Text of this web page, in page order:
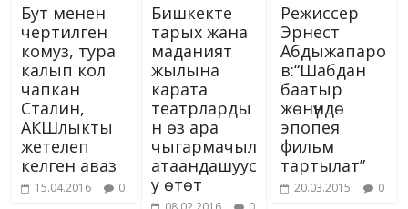
Бут менен
чертилген
комуз, тура
калып кол
чапкан
Сталин,
АКШлыкты
жетелеп
келген аваз
15.04.2016 0
Бишкекте
тарых жана
маданият
жылына
карата
театрларды
н өз ара
чыгармачыл
атаандашуус
у өтөт
Режиссер
Эрнест
Абдыжапаро
в:“Шабдан
баатыр
жөнүндө
эпопея
фильм
тартылат”
20.03.2015 0